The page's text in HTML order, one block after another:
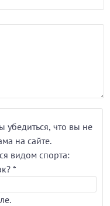
убедиться, что вы не
на сайте.
видом спорта:
*